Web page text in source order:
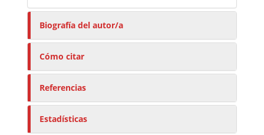
Biografía del autor/a
Cómo citar
Referencias
Estadísticas